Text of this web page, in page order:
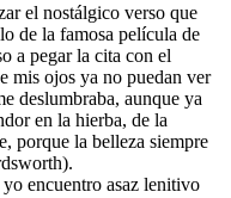
el nostálgico verso que
de la famosa película de
a pegar la cita con el
mis ojos ya no puedan ver
deslumbraba, aunque ya
en la hierba, de la
porque la belleza siempre
encuentro asaz lenitivo